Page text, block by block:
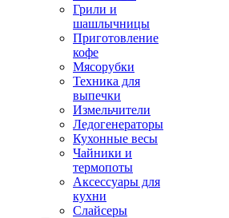
Грили и
шашлычницы
Приготовление
кофе
Мясорубки
Техника для
выпечки
Измельчители
Ледогенераторы
Кухонные весы
Чайники и
термопоты
Аксессуары для
кухни
Слайсеры